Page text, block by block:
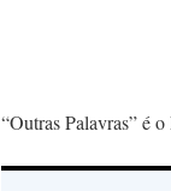
“Outras Palavras” é